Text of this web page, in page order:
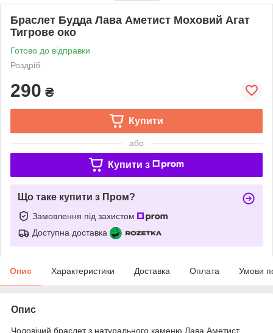
Браслет Будда Лава Аметист Моховий Агат
Тигрове око
Готово до відправки
Роздріб
290 ₴
Купити
або
Купити з
Що таке купити з Пром?
Замовлення під захистом
Доступна доставка
Опис Характеристики Доставка Оплата Умови
Опис
Чоловічий браслет з натурального каменю Лава Аметист